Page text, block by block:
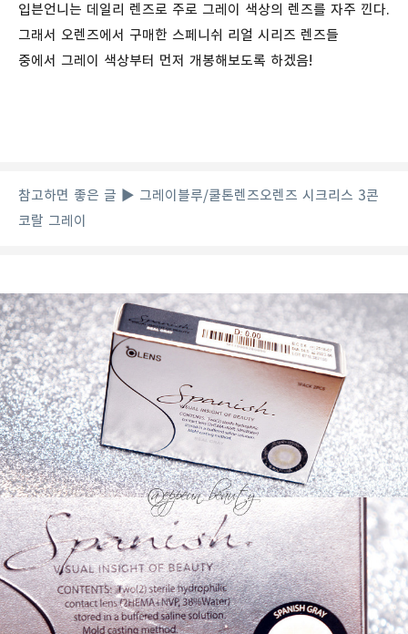
입븐언니는 데일리 렌즈로 주로 그레이 색상의 렌즈를 자주 낀다.
그래서 오렌즈에서 구매한 스페니쉬 리얼 시리즈 렌즈들
중에서 그레이 색상부터 먼저 개봉해보도록 하겠음!
참고하면 좋은 글 ▶ 그레이블루/쿨톤렌즈오렌즈 시크리스 3콘
코랄 그레이